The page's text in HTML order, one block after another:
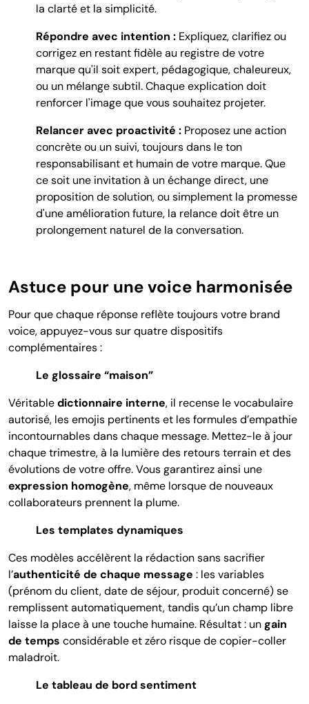
la clarté et la simplicité.
Répondre avec intention : Expliquez, clarifiez ou
corrigez en restant fidèle au registre de votre
marque qu'il soit expert, pédagogique, chaleureux,
ou un mélange subtil. Chaque explication doit
renforcer l'image que vous souhaitez projeter.
Relancer avec proactivité : Proposez une action
concrète ou un suivi, toujours dans le ton
responsabilisant et humain de votre marque. Que
ce soit une invitation à un échange direct, une
proposition de solution, ou simplement la promesse
d'une amélioration future, la relance doit être un
prolongement naturel de la conversation.
Astuce pour une voice harmonisée
Pour que chaque réponse reflète toujours votre brand
voice, appuyez-vous sur quatre dispositifs
complémentaires :
Le glossaire “maison”
Véritabledictionnaire interne, il recense le vocabulaire
autorisé, les emojis pertinents et les formules d’empathie
incontournables dans chaque message. Mettez-le à jour
chaque trimestre, à la lumière des retours terrain et des
évolutions de votre offre. Vous garantirez ainsi une
expression homogène, même lorsque de nouveaux
collaborateurs prennent la plume.
Les templates dynamiques
Ces modèles accélèrent la rédaction sans sacrifier
l’authenticité de chaque message : les variables
(prénom du client, date de séjour, produit concerné) se
remplissent automatiquement, tandis qu’un champ libre
laisse la place à une touche humaine. Résultat : ungain
de temps considérable et zéro risque de copier-coller
maladroit.
Le tableau de bord sentiment